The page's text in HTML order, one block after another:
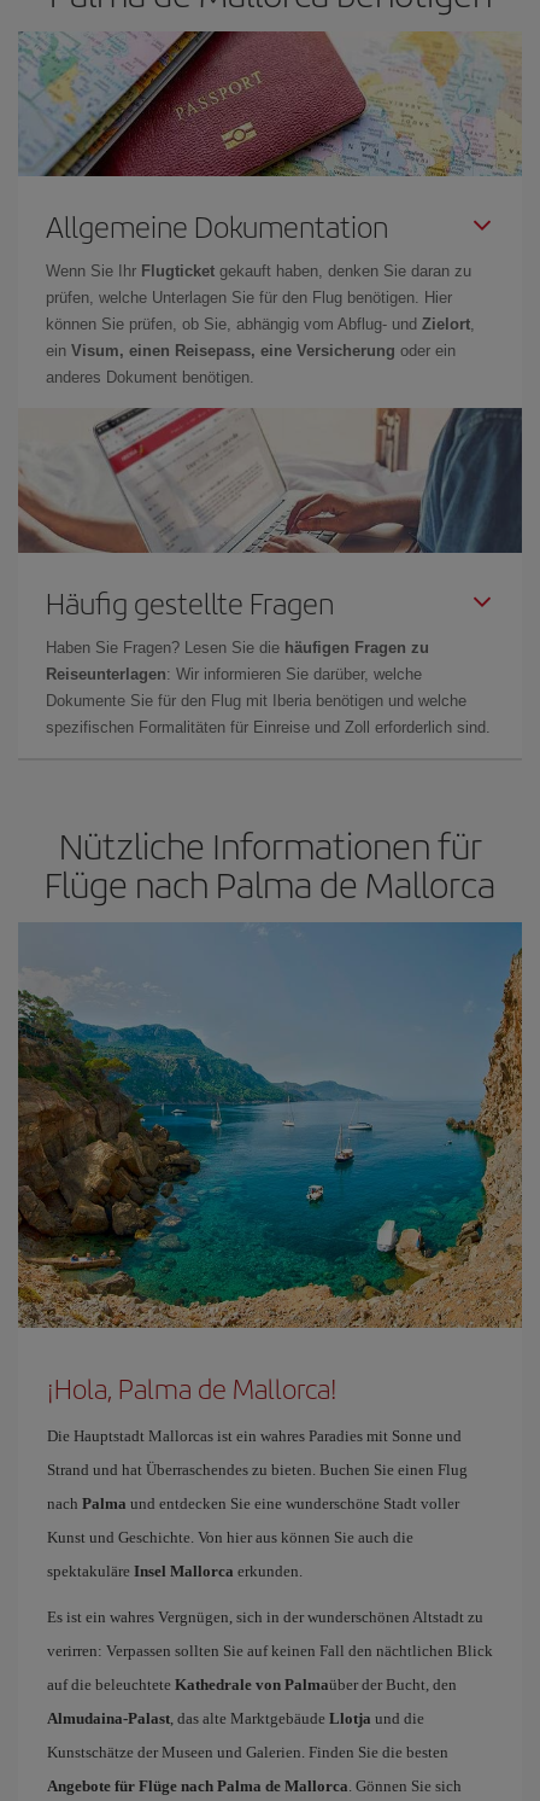
Allgemeine Dokumentation
Wenn Sie Ihr Flugticket gekauft haben, denken Sie daran zu
prüfen, welche Unterlagen Sie für den Flug benötigen. Hier
können Sie prüfen, ob Sie, abhängig vom Abflug- und Zielort,
ein Visum, einen Reisepass, eine Versicherung oder ein
anderes Dokument benötigen.
Häufig gestellte Fragen
Haben Sie Fragen? Lesen Sie die häufigen Fragen zu
Reiseunterlagen: Wir informieren Sie darüber, welche
Dokumente Sie für den Flug mit Iberia benötigen und welche
spezifischen Formalitäten für Einreise und Zoll erforderlich sind.
Nützliche Informationen für
Flüge nach Palma de Mallorca
¡Hola, Palma de Mallorca!
Die Hauptstadt Mallorcas ist ein wahres Paradies mit Sonne und
Strand und hat Überraschendes zu bieten. Buchen Sie einen Flug
nach Palma und entdecken Sie eine wunderschöne Stadt voller
Kunst und Geschichte. Von hier aus können Sie auch die
spektakuläre Insel Mallorca erkunden.
Es ist ein wahres Vergnügen, sich in der wunderschönen Altstadt zu
verirren: Verpassen sollten Sie auf keinen Fall den nächtlichen Blick
auf die beleuchtete Kathedrale von Palmaüber der Bucht, den
Almudaina-Palast, das alte Marktgebäude Llotja und die
Kunstschätze der Museen und Galerien. Finden Sie die besten
Angebote für Flüge nach Palma de Mallorca. Gönnen Sie sich